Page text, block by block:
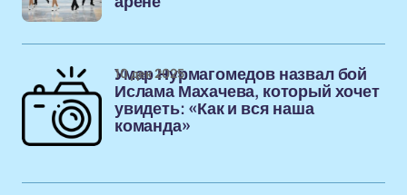
Умар Нурмагомедов назвал бой
Ислама Махачева, который хочет
увидеть: «Как и вся наша
команда»
10 дек 2025